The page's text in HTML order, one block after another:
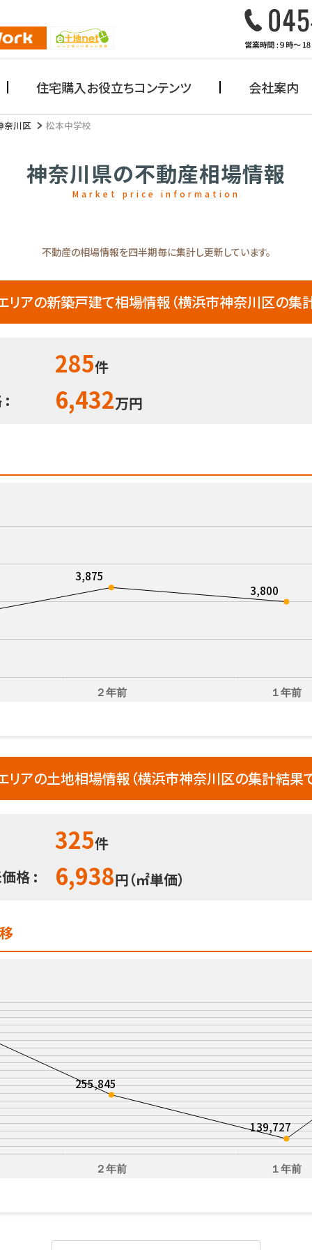
住宅購入お役立ちコンテンツ 会社案内
奈川区 松本中学校
神奈川県の不動産相場情報
Market price information
不動産の相場情報を四半期毎に集計し更新しています。
の新築戸建て相場情報（横浜市神奈川区の集
285件
:
6,432万円
２年前 １年前
3,875
3,800
の土地相場情報（横浜市神奈川区の集計結果
325件
格 :
6,938円（㎡単価）
２年前 １年前
255,845
139,727